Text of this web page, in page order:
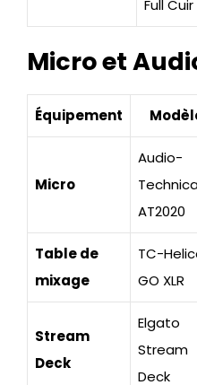
Full Cuir
Micro et
Équipement
Micro
Audio-
AT2020
Table de
mixage
TC-
GO XLR
Stream
Deck
Elgato
Stream
Deck